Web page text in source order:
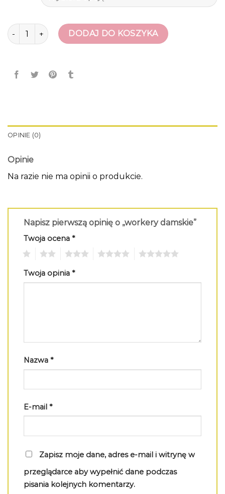
ilość workery damskieDODAJ DO KOSZYKA
OPINIE (0)
Opinie
Na razie nie ma opinii o produkcie.
Napisz pierwszą opinię o „workery damskie”
Twoja ocena *
Twoja opinia *
Nazwa *
E-mail *
Zapisz moje dane, adres e-mail i witrynę w
przeglądarce aby wypełnić dane podczas
pisania kolejnych komentarzy.